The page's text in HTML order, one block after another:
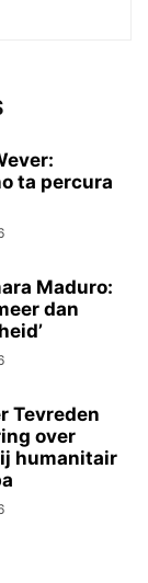
ta percura
Maduro:
dan
Tevreden
over
humanitair